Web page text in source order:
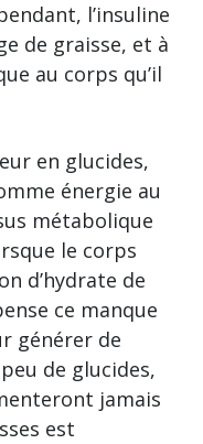
l’insuline
de graisse, et à
au corps qu’il
en glucides,
énergie au
métabolique
le corps
d’hydrate de
ce manque
générer de
de glucides,
jamais
est